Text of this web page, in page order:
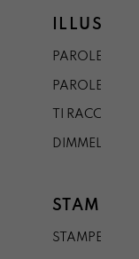
PAROLE DAL
PAROLE DA
TI
DIMMELO
STAMPE
STAMPE A5